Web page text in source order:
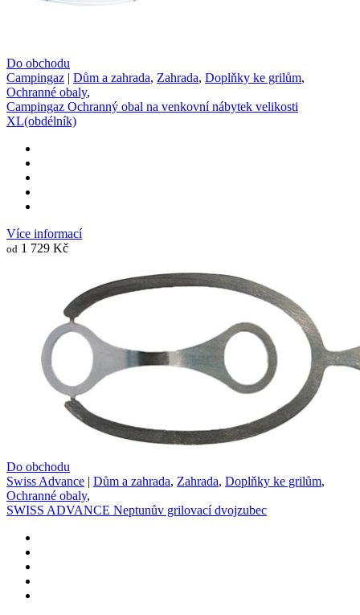
Do obchodu
Campingaz | Dům a zahrada, Zahrada, Doplňky ke grilům,
Ochranné obaly,
Campingaz Ochranný obal na venkovní nábytek velikosti
XL(obdélník)
Více informací
od 1 729 Kč
Do obchodu
Swiss Advance | Dům a zahrada, Zahrada, Doplňky ke grilům,
Ochranné obaly,
SWISS ADVANCE Neptunův grilovací dvojzubec